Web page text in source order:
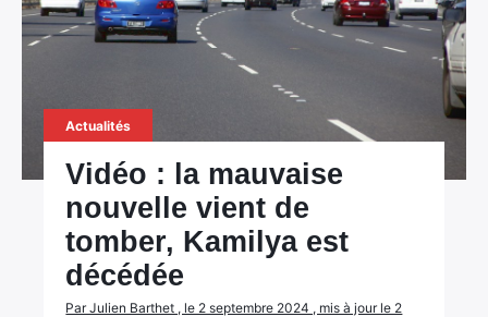
Actualités
Vidéo : la mauvaise
nouvelle vient de
tomber, Kamilya est
décédée
Par Julien Barthet , le 2 septembre 2024 , mis à jour le 2